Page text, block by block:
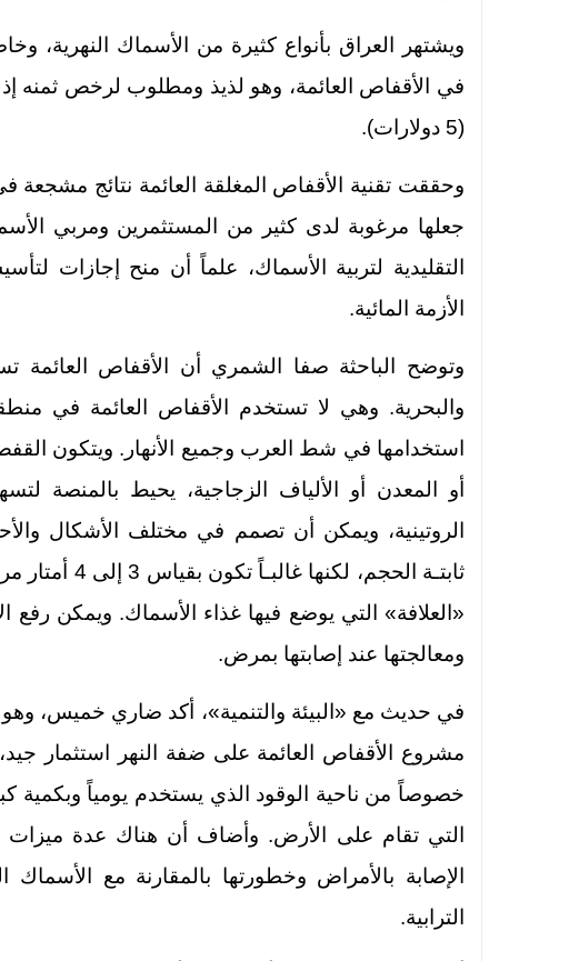
ويشتهر العراق بأنواع كثيرة من الأسماك النهرية،
(5 دولارات).
وحققت تقنية الأقفاص المغلقة العائمة نتائج مشجعة
جعلها مرغوبة لدى كثير من المستثمرين ومربي
التقليدية لتربية الأسماك، علماً أن منح إجازات
الأزمة المائية.
وتوضح الباحثة صفا الشمري أن الأقفاص العائمة
والبحرية. وهي لا تستخدم الأقفاص العائمة في
استخدامها في شط العرب وجميع الأنهار. ويتكون
أو المعدن أو الألياف الزجاجية، يحيط بالمنصة
الروتينية، ويمكن أن تصمم في مختلف الأشكال
ثابتـة
«العلافة» التي يوضع فيها غذاء الأسماك. ويمكن
ومعالجتها عند إصابتها بمرض.
في حديث مع «البيئة والتنمية»، أكد ضاري خميس،
مشروع الأقفاص العائمة على ضفة النهر استثمار جيد،
خصوصاً من ناحية الوقود الذي يستخدم يومياً وبكمية
التي تقام على الأرض. وأضاف أن هناك عدة ميزات
الإصابة بالأمراض وخطورتها بالمقارنة مع الأسماك
الترابية.